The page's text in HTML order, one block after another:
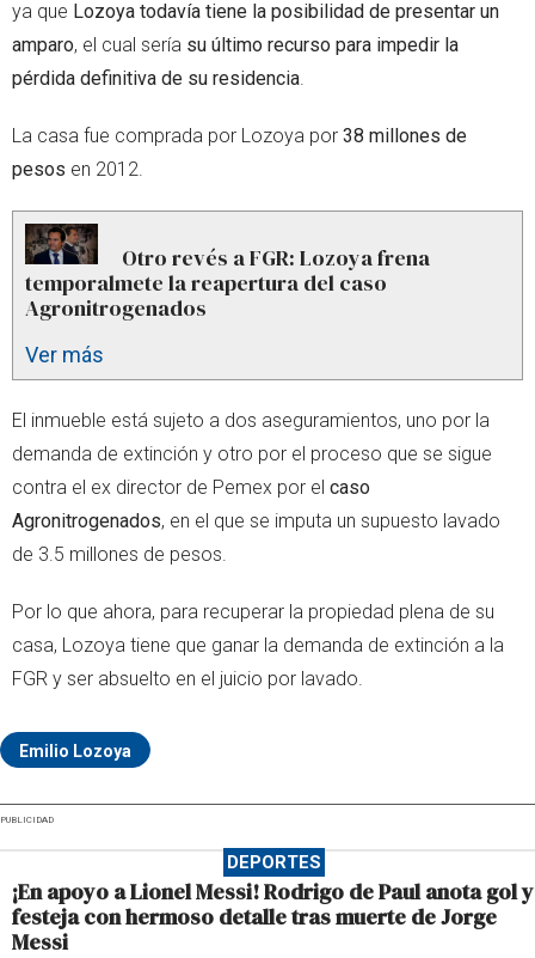
ya que Lozoya todavía tiene la posibilidad de presentar un
amparo, el cual sería su último recurso para impedir la
pérdida definitiva de su residencia
La casa fue comprada por Lozoya por 38 millones de
pesos en 2012.
Otro revés a FGR: Lozoya frena
temporalmete la reapertura del caso
Agronitrogenados
Ver más
El inmueble está sujeto a dos aseguramientos, uno por la
demanda de extinción y otro por el proceso que se sigue
contra el ex director de Pemex por el caso
Agronitrogenados, en el que se imputa un supuesto lavado
de 3.5 millones de pesos.
Por lo que ahora, para recuperar la propiedad plena de su
casa, Lozoya tiene que ganar la demanda de extinción a la
FGR y ser absuelto en el juicio por lavado.
Emilio Lozoya
PUBLICIDAD
DEPORTES
¡En apoyo a Lionel Messi! Rodrigo de Paul anota gol y
festeja con hermoso detalle tras muerte de Jorge
Messi